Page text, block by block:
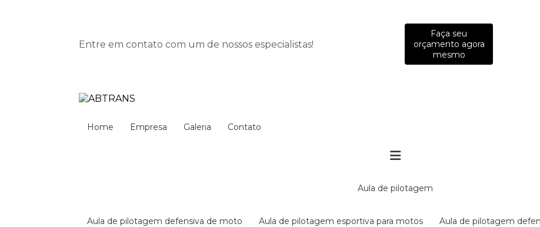
Entre em contato com um de nossos especialistas!
Faça seu
orçamento agora
mesmo
Home Empresa Galeria Contato
aula de pilotagem
aula de pilotagem defensiva de moto aula de pilotagem esportiva para motos aula de pilotagem